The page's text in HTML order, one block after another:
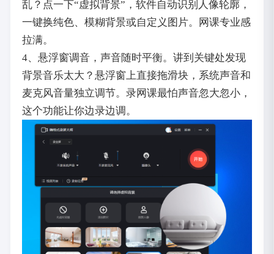
乱？点一下“虚拟背景”，软件自动识别人像轮廓，
一键换纯色、模糊背景或自定义图片。网课专业感
拉满。
4、悬浮窗调音，声音随时平衡。讲到关键处发现
背景音乐太大？悬浮窗上直接拖滑块，系统声音和
麦克风音量独立调节。录网课最怕声音忽大忽小，
这个功能让你边录边调。